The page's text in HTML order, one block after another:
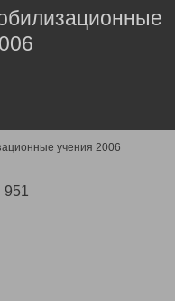
учения 2006
951